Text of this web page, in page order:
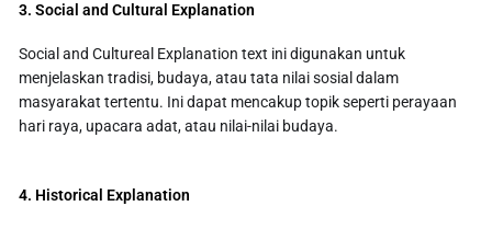
3. Social and Cultural Explanation
Social and Cultureal Explanation text ini digunakan untuk
menjelaskan tradisi, budaya, atau tata nilai sosial dalam
masyarakat tertentu. Ini dapat mencakup topik seperti perayaan
hari raya, upacara adat, atau nilai-nilai budaya.
4. Historical Explanation